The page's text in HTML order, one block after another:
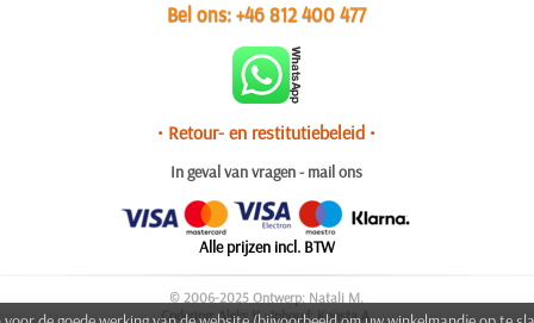
Bel ons:+46 812 400 477
• Retour- en restitutiebeleid •
In geval van vragen - mail ons
Alle prijzen incl. BTW
© 2006-2025 Ontwerp: Natali M.
Codering: Aleks K.; Inhoud: Konsta A.